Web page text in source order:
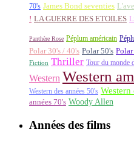
70's James Bond seventies
! LA GUERRE DES ETOILES
Panthère Rose Péplum américain
Polar 30's / 40's Polar 50's
Fiction Thriller Tour du monde
Western Western
Western des années 50's Western
années 70's Woody Allen
Années des films